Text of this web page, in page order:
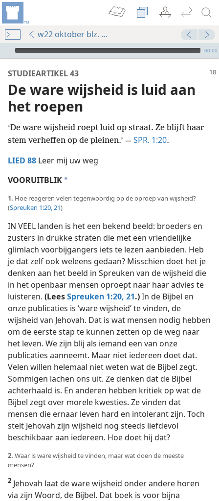
w22 oktober blz. 18-23
Audio Player
00:00
STUDIEARTIKEL 43
De ware wijsheid is luid aan
het roepen
‘De ware wijsheid roept luid op straat. Ze blijft haar
stem verheffen op de pleinen.’ — SPR. 1:20.
LIED 88 Leer mij uw weg
VOORUITBLIK a
1. Hoe reageren velen tegenwoordig op de oproep van wijsheid?
(Spreuken 1:20, 21)
IN VEEL landen is het een bekend beeld: broeders en
zusters in drukke straten die met een vriendelijke
glimlach voorbijgangers iets te lezen aanbieden. Heb
je dat zelf ook weleens gedaan? Misschien doet het je
denken aan het beeld in Spreuken van de wijsheid die
in het openbaar mensen oproept naar haar advies te
luisteren. (LeesSpreuken 1:20, 21.)In de Bijbel en
onze publicaties is ‘ware wijsheid’ te vinden, de
wijsheid van Jehovah. Dat is wat mensen nodig hebben
om de eerste stap te kunnen zetten op de weg naar
het leven. We zijn blij als iemand een van onze
publicaties aanneemt. Maar niet iedereen doet dat.
Velen willen helemaal niet weten wat de Bijbel zegt.
Sommigen lachen ons uit. Ze denken dat de Bijbel
achterhaald is. En anderen hebben kritiek op wat de
Bijbel zegt over morele kwesties. Ze vinden dat
mensen die ernaar leven hard en intolerant zijn. Toch
stelt Jehovah zijn wijsheid nog steeds liefdevol
beschikbaar aan iedereen. Hoe doet hij dat?
2. Waar is ware wijsheid te vinden, maar wat doen de meeste
mensen?
2 Jehovah laat de ware wijsheid onder andere horen
via zijn Woord, de Bijbel. Dat boek is voor bijna